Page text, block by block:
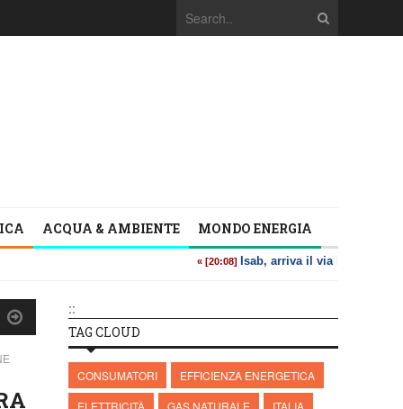
ACQUA & AMBIENTE MONDO ENERGIA
::
TAG CLOUD
CONSUMATORI
EFFICIENZA ENERGETICA